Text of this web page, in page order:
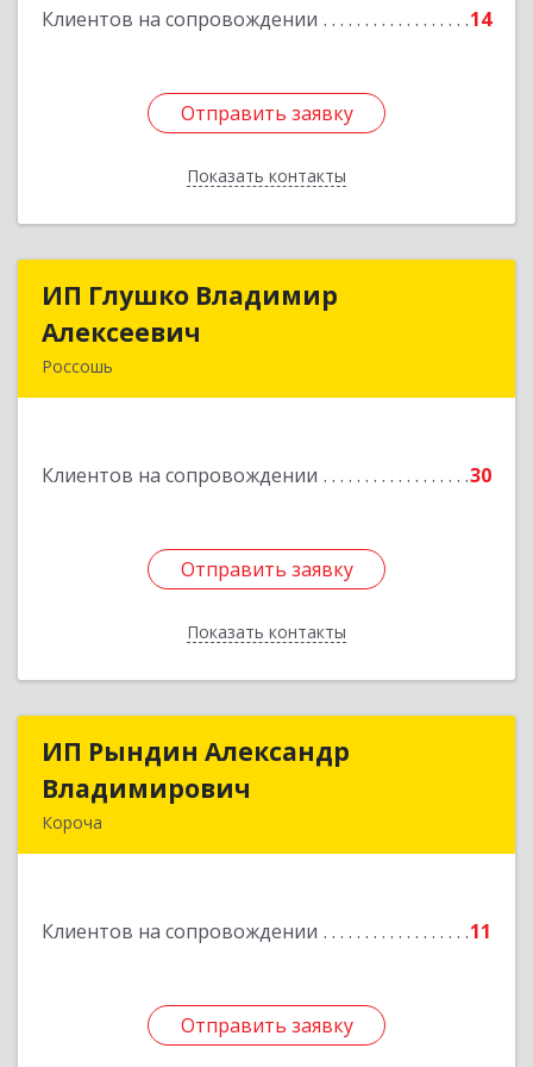
Клиентов на сопровождении 14
Отправить заявку
Показать контакты
Отправить заявку
Назад
ИП Глушко Владимир
Алексеевич
Россошь
Клиентов на сопровождении 30
Отправить заявку
Показать контакты
ИП Глушко Владимир
Подробнее
Отправить заявку
Назад
ИП Рындин Александр
Владимирович
Короча
Клиентов на сопровождении 11
Отправить заявку
ИП Рындин Александр
Подробнее
Отправить заявку